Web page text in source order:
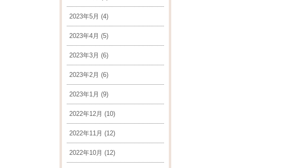
2023年5月 (4)
2023年4月 (5)
2023年3月 (6)
2023年2月 (6)
2023年1月 (9)
2022年12月 (10)
2022年11月 (12)
2022年10月 (12)